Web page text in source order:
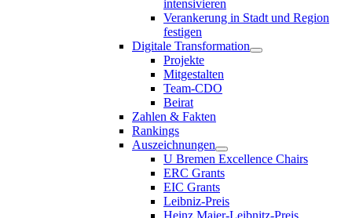
intensivieren
Verankerung in Stadt und Region
festigen
Digitale Transformation
Projekte
Mitgestalten
Team-CDO
Beirat
Zahlen & Fakten
Rankings
Auszeichnungen
U Bremen Excellence Chairs
ERC Grants
EIC Grants
Leibniz-Preis
Heinz Maier-Leibnitz-Preis